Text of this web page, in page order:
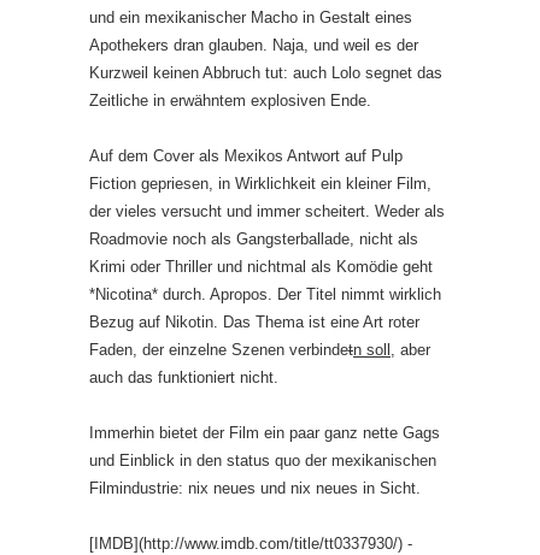
und ein mexikanischer Macho in Gestalt eines
Apothekers dran glauben. Naja, und weil es der
Kurzweil keinen Abbruch tut: auch Lolo segnet das
Zeitliche in erwähntem explosiven Ende.
Auf dem Cover als Mexikos Antwort auf Pulp
Fiction gepriesen, in Wirklichkeit ein kleiner Film,
der vieles versucht und immer scheitert. Weder als
Roadmovie noch als Gangsterballade, nicht als
Krimi oder Thriller und nichtmal als Komödie geht
*Nicotina* durch. Apropos. Der Titel nimmt wirklich
Bezug auf Nikotin. Das Thema ist eine Art roter
Faden, der einzelne Szenen verbindetn soll , aber
auch das funktioniert nicht.
Immerhin bietet der Film ein paar ganz nette Gags
und Einblick in den status quo der mexikanischen
Filmindustrie: nix neues und nix neues in Sicht.
[IMDB](http://www.imdb.com/title/tt0337930/) -